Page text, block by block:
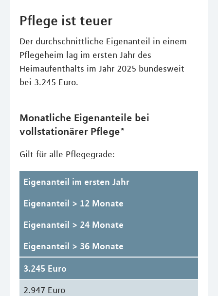
Pflege ist teuer
Der durchschnittliche Eigenanteil in einem
Pflegeheim lag im ersten Jahr des
Heimaufenthalts im Jahr 2025 bundesweit
bei 3.245 Euro.
Monatliche Eigenanteile bei
vollstationärer Pflege*
Gilt für alle Pflegegrade:
Eigenanteil im ersten Jahr
Eigenanteil > 12 Monate
Eigenanteil > 24 Monate
Eigenanteil > 36 Monate
3.245 Euro
2.947 Euro